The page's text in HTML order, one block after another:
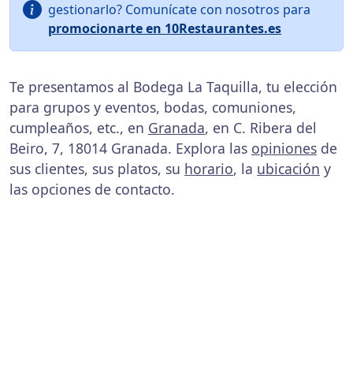
gestionarlo? Comunícate con nosotros para
promocionarte en 10Restaurantes.es
Te presentamos al Bodega La Taquilla, tu elección
para grupos y eventos, bodas, comuniones,
cumpleaños, etc., en Granada, en C. Ribera del
Beiro, 7, 18014 Granada. Explora las opiniones de
sus clientes, sus platos, su horario, la ubicación y
las opciones de contacto.